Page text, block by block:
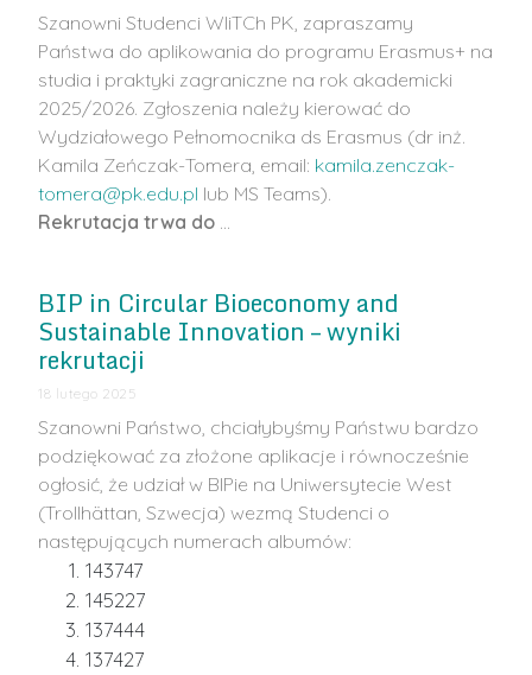
Szanowni Studenci WIiTCh PK, zapraszamy
Państwa do aplikowania do programu Erasmus+ na
studia i praktyki zagraniczne na rok akademicki
2025/2026. Zgłoszenia należy kierować do
Wydziałowego Pełnomocnika ds Erasmus (dr inż.
Kamila Zeńczak-Tomera, email: kamila.zenczak-
tomera@pk.edu.pl lub MS Teams).
Rekrutacja trwa do …
BIP in Circular Bioeconomy and
Sustainable Innovation – wyniki
rekrutacji
18 lutego 2025
Szanowni Państwo, chciałybyśmy Państwu bardzo
podziękować za złożone aplikacje i równocześnie
ogłosić, że udział w BIPie na Uniwersytecie West
(Trollhättan, Szwecja) wezmą Studenci o
następujących numerach albumów:
143747
145227
137444
137427